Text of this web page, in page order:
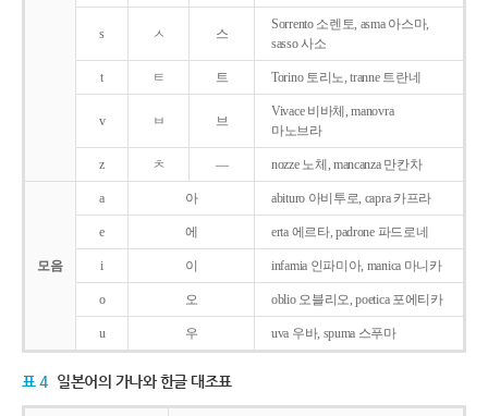
s ㅅ 스
Sorrento 소렌토, asma 아스마,
sasso 사소
t ㅌ 트 Torino 토리노, tranne 트란네
v ㅂ 브
Vivace 비바체, manovra
마노브라
z ㅊ ― nozze 노체, mancanza 만칸차
모음
a 아 abituro 아비투로, capra 카프라
e 에 erta 에르타, padrone 파드로네
i 이 infamia 인파미아, manica 마니카
o 오 oblio 오블리오, poetica 포에티카
u 우 uva 우바, spuma 스푸마
표 4 일본어의 가나와 한글 대조표